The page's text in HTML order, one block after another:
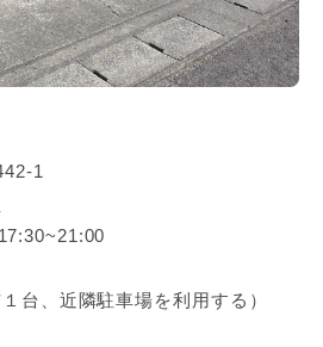
1
台、近隣駐車場を利用する）